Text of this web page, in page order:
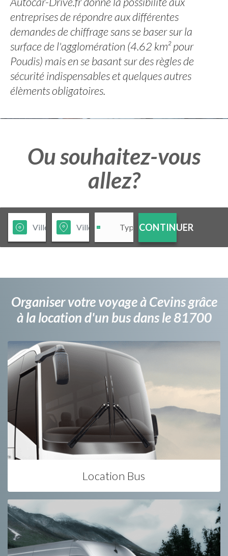
entreprises de répondre aux différentes
demandes de chiffrage sans se baser sur la
surface de l'agglomération (4.62 km² pour
Poudis) mais en se basant sur des règles de
sécurité indispensables et quelques autres
élèments obligatoires.
Ou souhaitez-vous
allez?
CONTINUER
Organiser votre voyage à Cevins grâce
à la location d'un bus dans le 81700
Location Bus